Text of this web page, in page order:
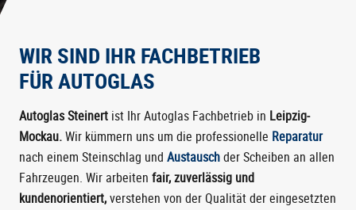
WIR SIND IHR FACHBETRIEB
FÜR AUTOGLAS
Autoglas Steinert ist Ihr Autoglas Fachbetrieb in Leipzig-
Mockau. Wir kümmern uns um die professionelle Reparatur
nach einem Steinschlag und Austausch der Scheiben an allen
Fahrzeugen. Wir arbeiten fair, zuverlässig und
kundenorientiert, verstehen von der Qualität der eingesetzten